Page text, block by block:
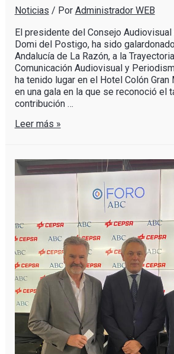
Noticias / Por Administrador WEB
El presidente del Consejo Audiovisual
Domi del Postigo, ha sido
Andalucía de La Razón, a la
Comunicación Audiovisual y
ha tenido lugar en el Hotel Colón Gran
en una gala en la que se reconoció el
contribución …
Leer más »